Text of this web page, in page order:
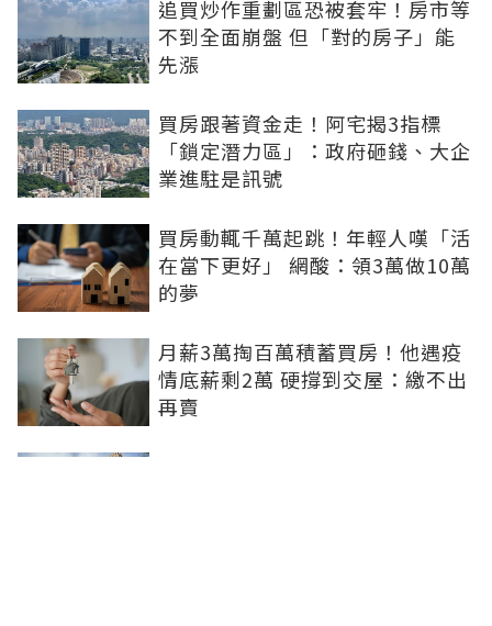
追買炒作重劃區恐被套牢！房市等
不到全面崩盤 但「對的房子」能
先漲
買房跟著資金走！阿宅揭3指標
「鎖定潛力區」：政府砸錢、大企
業進駐是訊號
買房動輒千萬起跳！年輕人嘆「活
在當下更好」 網酸：領3萬做10萬
的夢
月薪3萬掏百萬積蓄買房！他遇疫
情底薪剩2萬 硬撐到交屋：繳不出
再賣